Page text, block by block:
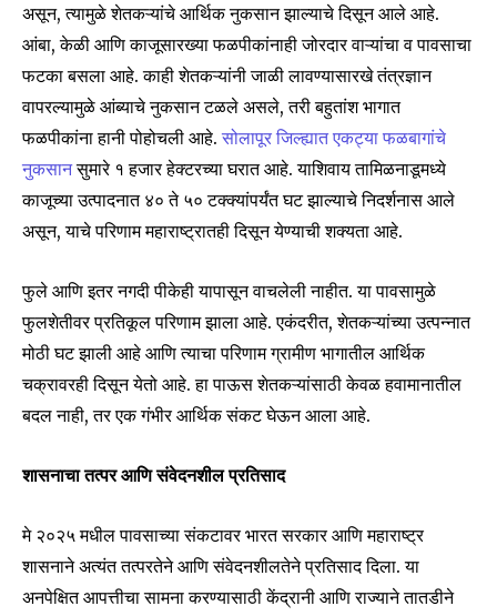
असून, त्यामुळे शेतकऱ्यांचे आर्थिक नुकसान झाल्याचे दिसून आले आहे.
आंबा, केळी आणि काजूसारख्या फळपीकांनाही जोरदार वाऱ्यांचा व पावसाचा
फटका बसला आहे. काही शेतकऱ्यांनी जाळी लावण्यासारखे तंत्रज्ञान
वापरल्यामुळे आंब्याचे नुकसान टळले असले, तरी बहुतांश भागात
फळपीकांना हानी पोहोचली आहे. सोलापूर जिल्ह्यात एकट्या फळबागांचे
नुकसानसुमारे १ हजार हेक्टरच्या घरात आहे. याशिवाय तामिळनाडूमध्ये
काजूच्या उत्पादनात ४० ते ५० टक्क्यांपर्यंत घट झाल्याचे निदर्शनास आले
असून, याचे परिणाम महाराष्ट्रातही दिसून येण्याची शक्यता आहे.
फुले आणि इतर नगदी पीकेही यापासून वाचलेली नाहीत. या पावसामुळे
फुलशेतीवर प्रतिकूल परिणाम झाला आहे. एकंदरीत, शेतकऱ्यांच्या उत्पन्नात
मोठी घट झाली आहे आणि त्याचा परिणाम ग्रामीण भागातील आर्थिक
चक्रावरही दिसून येतो आहे. हा पाऊस शेतकऱ्यांसाठी केवळ हवामानातील
बदल नाही, तर एक गंभीर आर्थिक संकट घेऊन आला आहे.
शासनाचा तत्पर आणि संवेदनशील प्रतिसाद
मे २०२५ मधील पावसाच्या संकटावर भारत सरकार आणि महाराष्ट्र
शासनाने अत्यंत तत्परतेने आणि संवेदनशीलतेने प्रतिसाद दिला. या
अनपेक्षित आपत्तीचा सामना करण्यासाठी केंद्रानी आणि राज्याने तातडीने